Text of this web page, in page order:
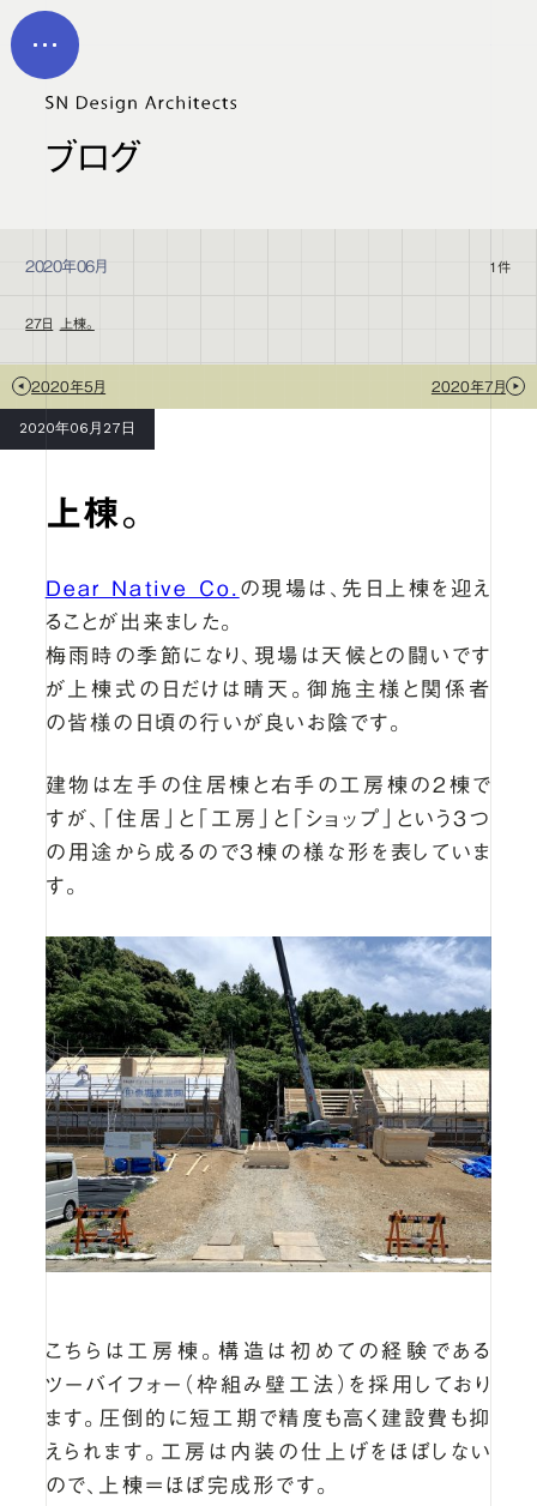
メイン コンテンツにスキップ
MEN
ブログ
2020年06月 1件
27日 上棟。
2020年5月 2020年7月
2020年06月27日
上棟。
Dear Native Co. の現場は、先日上棟を迎え
ることが出来ました。
梅雨時の季節になり、現場は天候との闘いです
が上棟式の日だけは晴天。御施主様と関係者
の皆様の日頃の行いが良いお陰です。
建物は左手の住居棟と右手の工房棟の2棟で
すが、「住居」と「工房」と「ショップ」という3つ
の用途から成るので3棟の様な形を表していま
す。
こちらは工房棟。構造は初めての経験である
ツーバイフォー（枠組み壁工法）を採用しており
ます。圧倒的に短工期で精度も高く建設費も抑
えられます。工房は内装の仕上げをほぼしない
ので、上棟＝ほぼ完成形です。